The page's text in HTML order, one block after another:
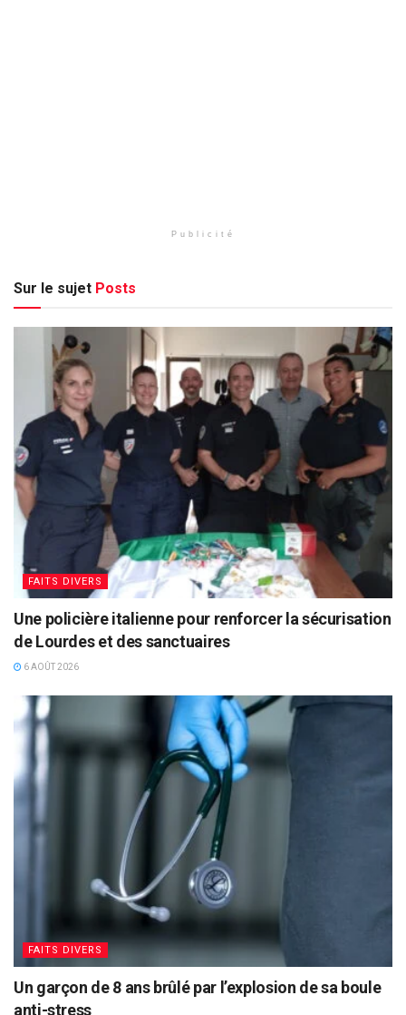
Publicité
Sur le sujet Posts
FAITS DIVERS
Une policière italienne pour renforcer la sécurisation
de Lourdes et des sanctuaires
6 AOÛT 2026
FAITS DIVERS
Un garçon de 8 ans brûlé par l’explosion de sa boule
anti-stress